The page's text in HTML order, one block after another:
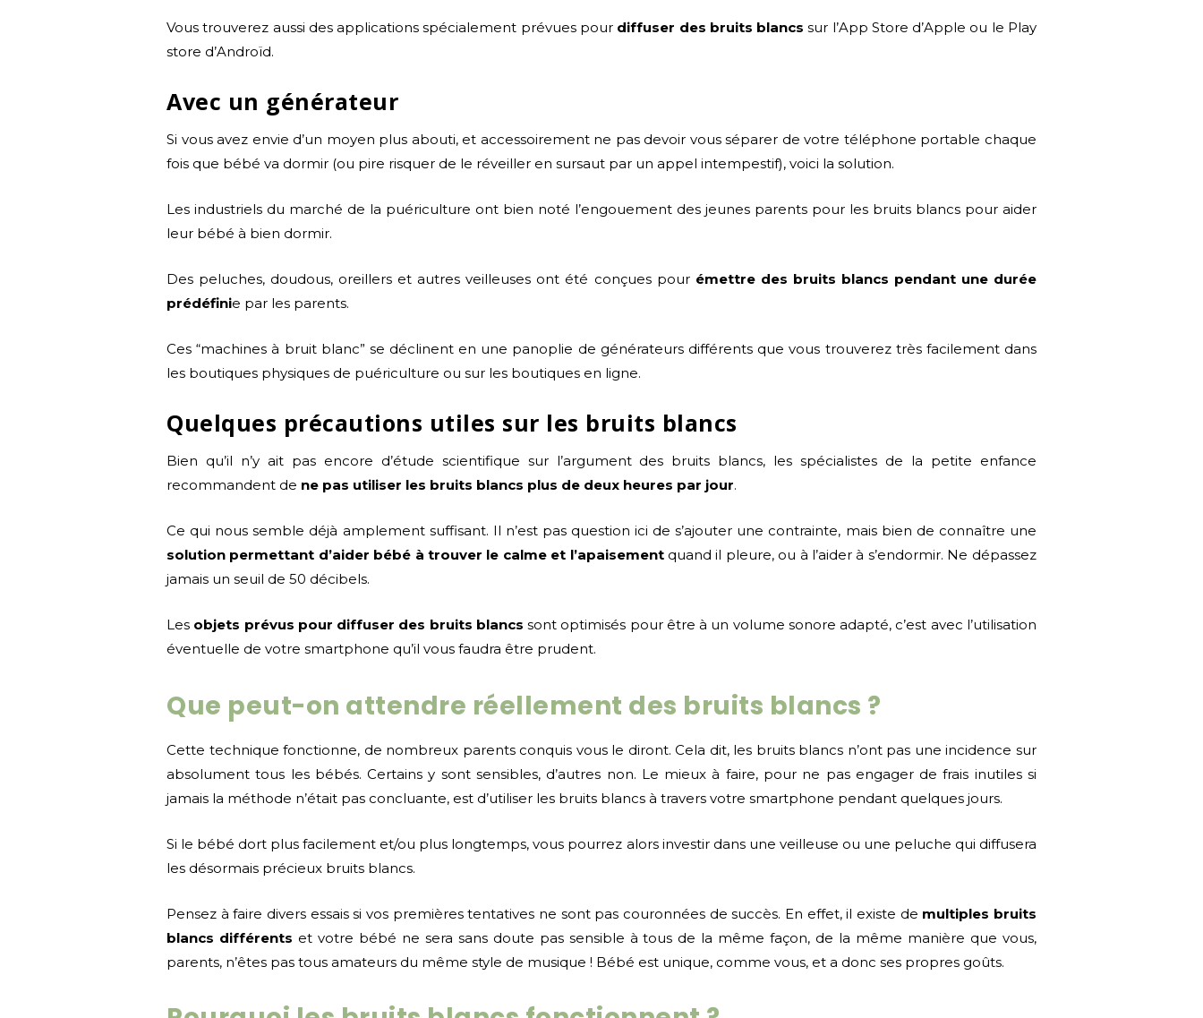
Vous trouverez aussi des applications spécialement prévues pour diffuser des bruits blancs sur l’App Store d’Apple ou le Play
store d’Androïd.
Avec un générateur
Si vous avez envie d’un moyen plus abouti, et accessoirement ne pas devoir vous séparer de votre téléphone portable chaque
fois que bébé va dormir (ou pire risquer de le réveiller en sursaut par un appel intempestif), voici la solution.
Les industriels du marché de la puériculture ont bien noté l’engouement des jeunes parents pour les bruits blancs pour aider
leur bébé à bien dormir.
Des peluches, doudous, oreillers et autres veilleuses ont été conçues pour émettre des bruits blancs pendant une durée
prédéfinie par les parents.
Ces “machines à bruit blanc” se déclinent en une panoplie de générateurs différents que vous trouverez très facilement dans
les boutiques physiques de puériculture ou sur les boutiques en ligne.
Quelques précautions utiles sur les bruits blancs
Bien qu’il n’y ait pas encore d’étude scientifique sur l’argument des bruits blancs, les spécialistes de la petite enfance
recommandent de ne pas utiliser les bruits blancs plus de deux heures par jour.
Ce qui nous semble déjà amplement suffisant. Il n’est pas question ici de s’ajouter une contrainte, mais bien de connaître une
solution permettant d’aider bébé à trouver le calme et l’apaisementquand il pleure, ou à l’aider à s’endormir. Ne dépassez
jamais un seuil de 50 décibels.
Les objets prévus pour diffuser des bruits blancs sont optimisés pour être à un volume sonore adapté, c’est avec l’utilisation
éventuelle de votre smartphone qu’il vous faudra être prudent.
Que peut-on attendre réellement des bruits blancs ?
Cette technique fonctionne, de nombreux parents conquis vous le diront. Cela dit, les bruits blancs n’ont pas une incidence sur
absolument tous les bébés. Certains y sont sensibles, d’autres non. Le mieux à faire, pour ne pas engager de frais inutiles si
jamais la méthode n’était pas concluante, est d’utiliser les bruits blancs à travers votre smartphone pendant quelques jours.
Si le bébé dort plus facilement et/ou plus longtemps, vous pourrez alors investir dans une veilleuse ou une peluche qui diffusera
les désormais précieux bruits blancs.
Pensez à faire divers essais si vos premières tentatives ne sont pas couronnées de succès. En effet, il existe de multiples bruits
blancs différents et votre bébé ne sera sans doute pas sensible à tous de la même façon, de la même manière que vous,
parents, n’êtes pas tous amateurs du même style de musique ! Bébé est unique, comme vous, et a donc ses propres goûts.